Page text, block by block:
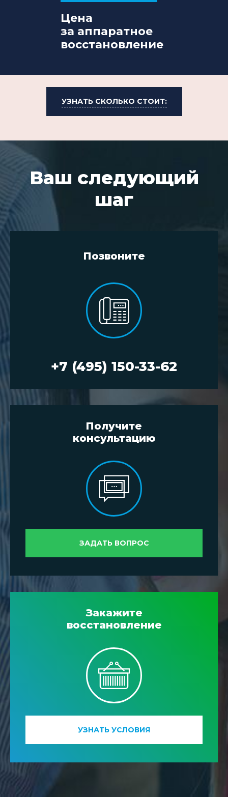
Цена
за аппаратное
восстановление
УЗНАТЬ СКОЛЬКО СТОИТ:
Ваш следующий
шаг
Позвоните
+7 (495) 150-33-62
Получите
консультацию
ЗАДАТЬ ВОПРОС
Закажите
восстановление
УЗНАТЬ УСЛОВИЯ